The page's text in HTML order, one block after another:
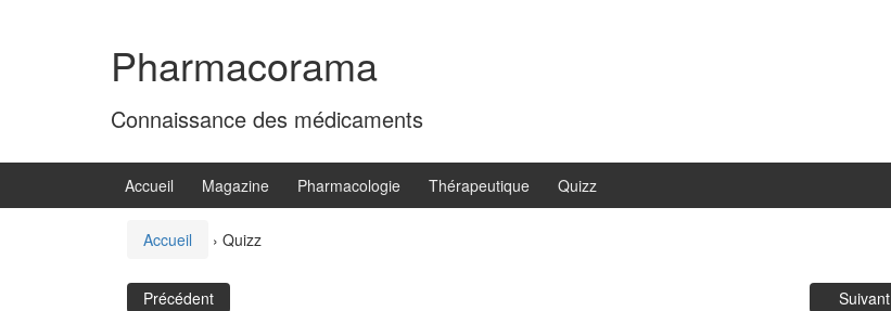
Pharmacorama
Connaissance des médicaments
Accueil Magazine Pharmacologie Thérapeutique Quizz
Accueil › Quizz
Précédent Suivant